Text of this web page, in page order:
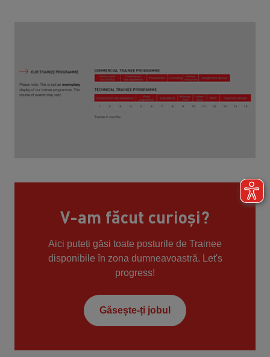
V-am făcut curioși?
Aici puteți găsi toate posturile de Trainee
disponibile în zona dumneavoastră. Let's
progress!
Găsește-ți jobul